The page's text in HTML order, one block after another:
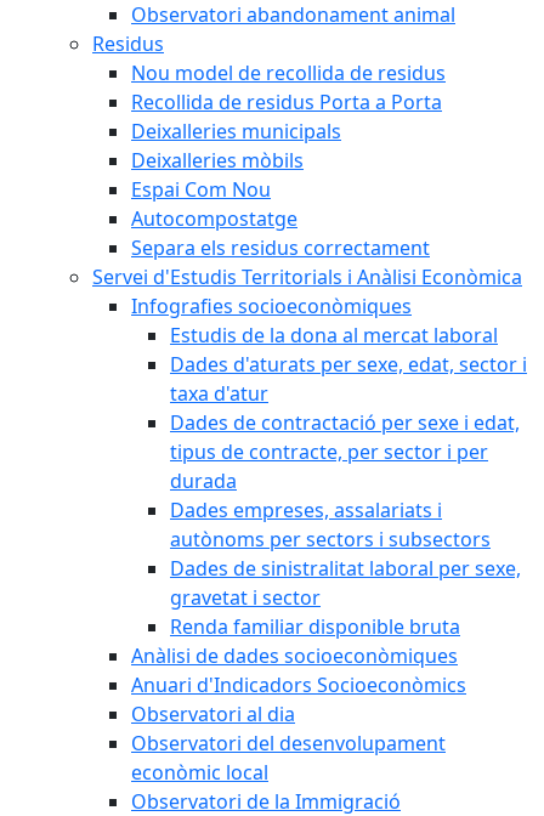
Observatori abandonament animal
Residus
Nou model de recollida de residus
Recollida de residus Porta a Porta
Deixalleries municipals
Deixalleries mòbils
Espai Com Nou
Autocompostatge
Separa els residus correctament
Servei d'Estudis Territorials i Anàlisi Econòmica
Infografies socioeconòmiques
Estudis de la dona al mercat laboral
Dades d'aturats per sexe, edat, sector i
taxa d'atur
Dades de contractació per sexe i edat,
tipus de contracte, per sector i per
durada
Dades empreses, assalariats i
autònoms per sectors i subsectors
Dades de sinistralitat laboral per sexe,
gravetat i sector
Renda familiar disponible bruta
Anàlisi de dades socioeconòmiques
Anuari d'Indicadors Socioeconòmics
Observatori al dia
Observatori del desenvolupament
econòmic local
Observatori de la Immigració